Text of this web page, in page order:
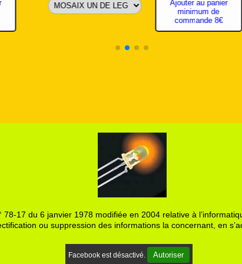
Ajouter au panier minimum de commande
8€
17 du 6 janvier 1978 modifiée en 2004 relative à
ou suppression des informations la concernant, en
Facebook est désactivé. Autoriser